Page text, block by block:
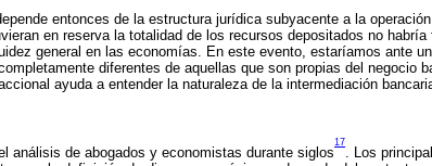
entonces de la estructura jurídica subyacente a la
en reserva la totalidad de los recursos depositados no habría
general en las economías. En este evento, estaríamos ante
diferentes de aquellas que son propias del negocio
ayuda a entender la naturaleza de la intermediación
análisis de abogados y economistas durante siglos
17
. Los